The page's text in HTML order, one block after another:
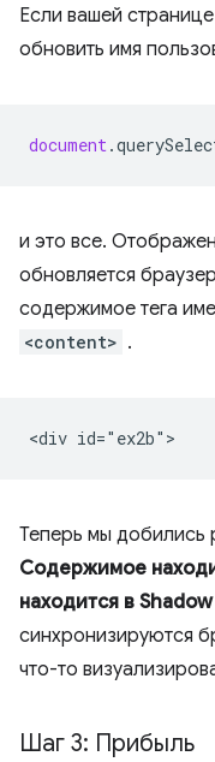
Если вашей
обновить имя
document.
и это все.
обновляется
содержимое тега
<content> .
Теперь мы добились
Содержимое
находится в
синхронизируются
что-то
Шаг 3: Прибыль